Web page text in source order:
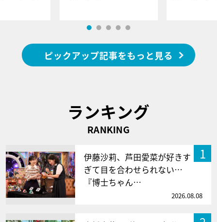
ピックアップ記事をもっと見る
ランキング
RANKING
1
伊藤沙莉、芦田愛菜が好きす
ぎて目を合わせられない…
『博士ちゃん…
2026.08.08